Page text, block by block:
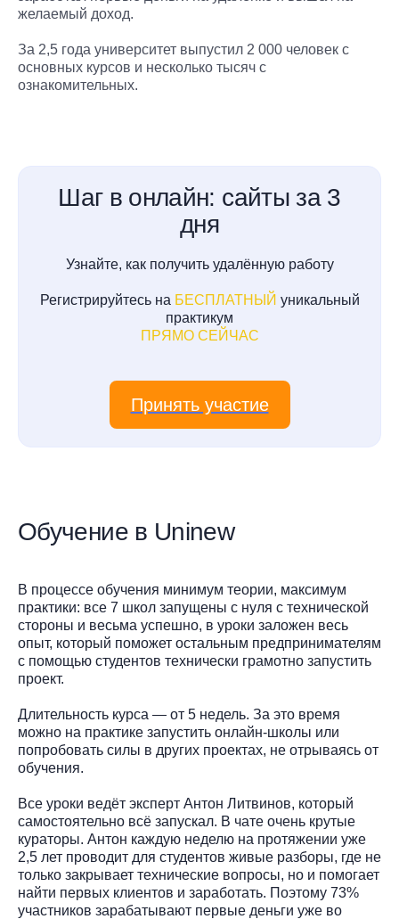
желаемый доход.
За 2,5 года университет выпустил 2 000 человек с
основных курсов и несколько тысяч с
ознакомительных.
Шаг в онлайн: сайты за 3
дня
Узнайте, как получить удалённую работу
Регистрируйтесь на БЕСПЛАТНЫЙ уникальный
практикум
ПРЯМО СЕЙЧАС
Принять участие
Обучение в Uninew
В процессе обучения минимум теории, максимум
практики: все 7 школ запущены с нуля с технической
стороны и весьма успешно, в уроки заложен весь
опыт, который поможет остальным предпринимателям
с помощью студентов технически грамотно запустить
проект.
Длительность курса — от 5 недель. За это время
можно на практике запустить онлайн-школы или
попробовать силы в других проектах, не отрываясь от
обучения.
Все уроки ведёт эксперт Антон Литвинов, который
самостоятельно всё запускал. В чате очень крутые
кураторы. Антон каждую неделю на протяжении уже
2,5 лет проводит для студентов живые разборы, где не
только закрывает технические вопросы, но и помогает
найти первых клиентов и заработать. Поэтому 73%
участников зарабатывают первые деньги уже во